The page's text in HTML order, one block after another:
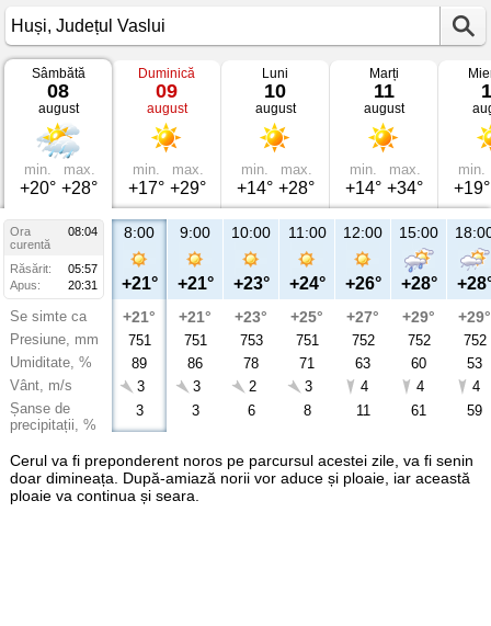
Vremea
Huși
Județul
Vaslui
Sâmbătă
08
august
min.
+20°
max.
+28°
Duminică
09
august
min.
+17°
max.
+29°
Luni
10
august
min.
+14°
max.
+28°
Marți
11
august
min.
+14°
max.
+34°
min.
+19°
Ora
08:04
curentă
Răsărit:
05:57
Apus:
20:31
Se simte ca
Presiune, mm
Umiditate, %
Vânt, m/s
Șanse de
precipitații, %
8:00
+21°
+21°
751
89
3
3
9:00
+21°
+21°
751
86
3
3
10:00
+23°
+23°
753
78
2
6
11:00
+24°
+25°
751
71
3
8
12:00
+26°
+27°
752
63
4
11
15:00
+28°
+29°
752
60
4
61
+29°
752
53
4
59
Cerul va fi preponderent noros pe parcursul acestei zile, va fi senin
doar dimineața. După-amiază norii vor aduce și ploaie, iar această
ploaie va continua și seara.